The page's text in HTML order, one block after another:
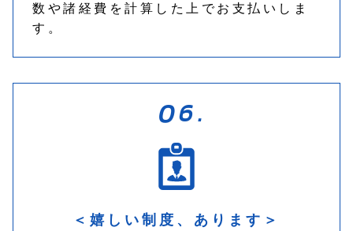
数や諸経費を計算した上でお支払いしま
す。
＜嬉しい制度、あります＞